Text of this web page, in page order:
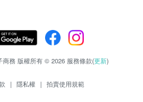
商務 版權所有 © 2026 服務條款(更新)
| 隱私權 | 拍賣使用規範